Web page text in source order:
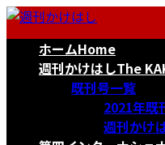
コ
ナ
ホームHome
週刊かけはしThe
既刊号一覧
2021年既
週刊かけ